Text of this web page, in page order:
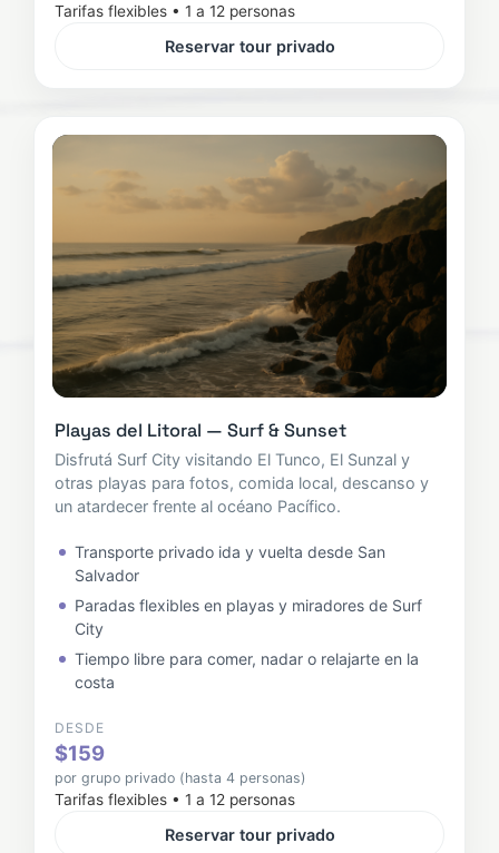
Tarifas flexibles • 1 a 12 personas
Reservar tour privado
Playas del Litoral — Surf & Sunset
Disfrutá Surf City visitando El Tunco, El Sunzal y
otras playas para fotos, comida local, descanso y
un atardecer frente al océano Pacífico.
Transporte privado ida y vuelta desde San
Salvador
Paradas flexibles en playas y miradores de Surf
City
Tiempo libre para comer, nadar o relajarte en la
costa
DESDE
$159
por grupo privado (hasta 4 personas)
Tarifas flexibles • 1 a 12 personas
Reservar tour privado